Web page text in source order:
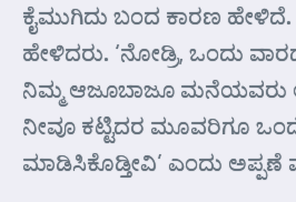
ಕೈಮುಗಿದು ಬಂದ ಕಾರಣ ಹೇಳಿದೆ.
ಹೇಳಿದರು. ‘ನೋಡ್ರಿ, ಒಂದು
ನಿಮ್ಮ ಆಜೂಬಾಜೂ ಮನೆಯವರು
ನೀವೂ ಕಟ್ಟಿದರ ಮೂವರಿಗೂ
ಮಾಡಿಸಿಕೊಡ್ತೀವಿ’ ಎಂದು ಅಪ್ಪಣೆ